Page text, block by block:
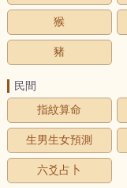
猴
豬
民間
指紋算命
生男生女預測
六爻占卜